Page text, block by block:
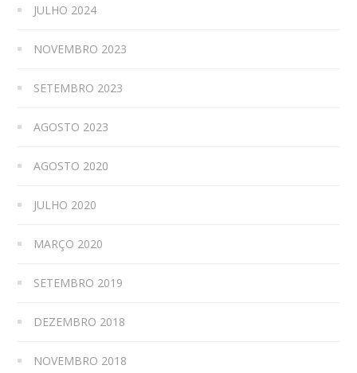
JULHO 2024
NOVEMBRO 2023
SETEMBRO 2023
AGOSTO 2023
AGOSTO 2020
JULHO 2020
MARÇO 2020
SETEMBRO 2019
DEZEMBRO 2018
NOVEMBRO 2018